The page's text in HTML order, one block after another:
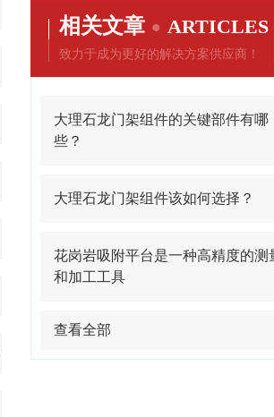
相关文章 ARTICLES
致力于成为更好的解决方案供应商！
大理石龙门架组件的关键部件有哪
些？
大理石龙门架组件该如何选择？
花岗岩吸附平台是一种高精度的测
和加工工具
查看全部